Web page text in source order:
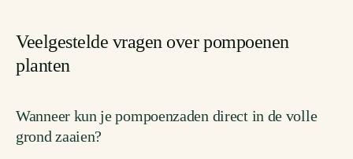
Veelgestelde vragen over pompoenen
planten
Wanneer kun je pompoenzaden direct in de volle
grond zaaien?